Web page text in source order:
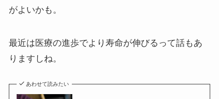
がよいかも。
最近は医療の進歩でより寿命が伸びるって話もあ
りますしね。
あわせて読みたい